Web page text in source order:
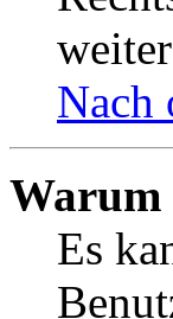
Nach
Warum
Es